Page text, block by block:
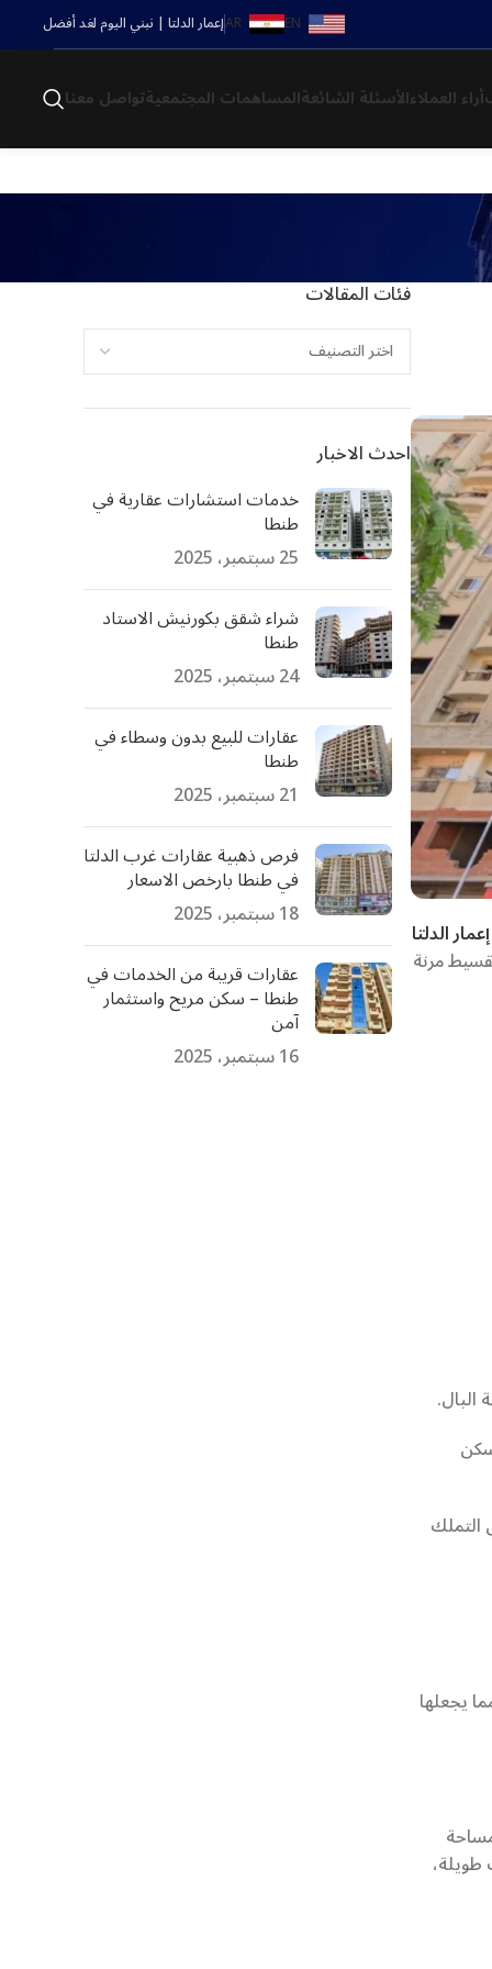
EN
ARإعمار الدلتا | نبني اليوم لغد أفضل
أراء العملاءالأسئلة الشائعةالمساهمات المجتمعيةتواصل معنا
الدلتا
مرنة
البال.
التملك
يجعلها
فئات المقالات
احدث الاخبار
خدمات استشارات عقارية في
طنطا
25 سبتمبر، 2025
شراء شقق بكورنيش الاستاد
طنطا
24 سبتمبر، 2025
عقارات للبيع بدون وسطاء في
طنطا
21 سبتمبر، 2025
فرص ذهبية عقارات غرب الدلتا
في طنطا بارخص الاسعار
18 سبتمبر، 2025
عقارات قريبة من الخدمات في
طنطا – سكن مريح واستثمار
آمن
16 سبتمبر، 2025